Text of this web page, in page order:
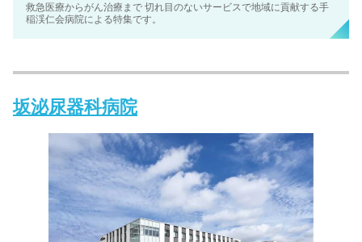
救急医療からがん治療まで 切れ目のないサービスで地域に貢献する手
稲渓仁会病院による特集です。
坂泌尿器科病院